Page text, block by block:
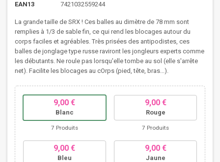
EAN13
7421032559244
La grande taille de SRX ! Ces balles au dimètre de 78 mm sont
remplies à 1/3 de sable fin, ce qui rend les blocages autour du
corps faciles et agréables. Très prisées des antipodistes, ces
balles de jonglage type russe raviront les jongleurs experts comme
les débutants. Ne roule pas lorsqu'elle tombe au sol (elle s'arrête
net). Facilite les blocages au cOrps (pied, tête, bras...).
9,00 €
Blanc
7 Produits
9,00 €
Rouge
7 Produits
9,00 €
Bleu
9,00 €
Jaune